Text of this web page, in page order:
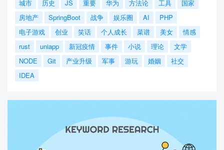
城市 历史 JS 重要 华为 方法论 工具
国家
房地产
SpringBoot 战争 娱乐圈 AI
PHP
电子游戏
创业 笑话 个人成长 菜谱 美女
情感
rust
uniapp 新冠疫情 事件 小说 理论
文学
NODE
Git 产业升级 军事 游玩 婚姻
社交
IDEA